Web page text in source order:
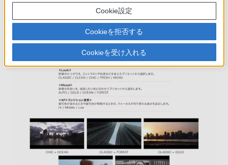
Cookie設定
Cookieを拒否する
Cookieを受け入れる